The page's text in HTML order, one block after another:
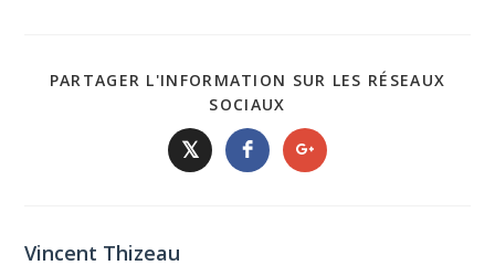
PARTAGER L'INFORMATION SUR LES RÉSEAUX
SOCIAUX
𝕏
Vincent Thizeau